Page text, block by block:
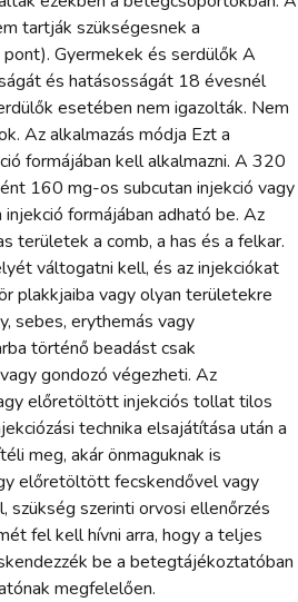
tartják szükségesnek a
Gyermekek és serdülők A
és hatásosságát 18 évesnél
esetében nem igazolták. Nem
Az alkalmazás módja Ezt a
formájában kell alkalmazni. A 320
160 mg-os subcutan injekció vagy
formájában adható be. Az
területek a comb, a has és a felkar.
váltogatni kell, és az injekciókat
plakkjaiba vagy olyan területekre
sebes, erythemás vagy
történő beadást csak
gondozó végezheti. Az
előretöltött injekciós tollat tilos
technika elsajátítása után a
meg, akár önmaguknak is
előretöltött fecskendővel vagy
szerinti orvosi ellenőrzés
fel kell hívni arra, hogy a teljes
be a betegtájékoztatóban
megfelelően.